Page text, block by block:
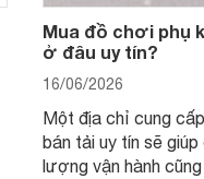
Mua đồ chơi phụ
ở đâu uy tín?
16/06/2026
Một địa chỉ cung
bán tải uy tín sẽ
lượng vận hành